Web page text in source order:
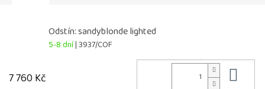
Odstín: sandyblonde lighted
5-8 dní| 3937/COF
7 760 Kč